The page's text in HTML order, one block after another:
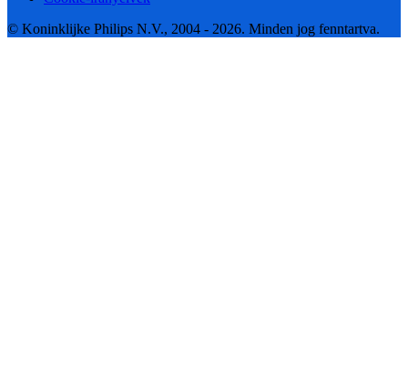
© Koninklijke Philips N.V., 2004 - 2026. Minden jog fenntartva.